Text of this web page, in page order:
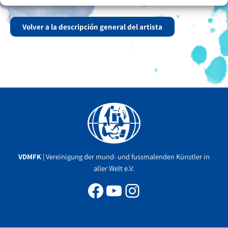
Volver a la descripción general del artista
VDMFK | Vereinigung der mund- und fussmalenden Künstler in
aller Welt e.V.
Facebook
YouTube
Instagram